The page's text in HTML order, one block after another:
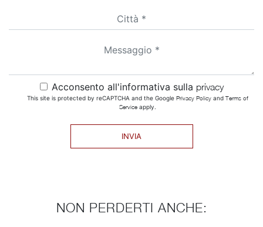
Acconsento all'informativa sulla privacy
This site is protected by reCAPTCHA and the Google Privacy Policyand Terms of
Serviceapply.
INVIA
NON PERDERTI ANCHE: